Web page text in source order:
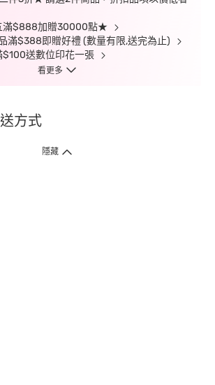
滿$888加贈30000點★
滿$388即贈好禮 (數量有限,送完為止)
$100送數位印花一張
看更多
方式
隱藏